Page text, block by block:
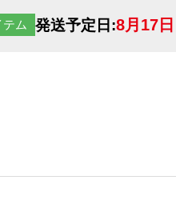
ム 発送予定日:8月17日